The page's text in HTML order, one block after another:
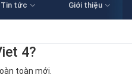
Tin tức Giới thiệu
4?
toàn mới.